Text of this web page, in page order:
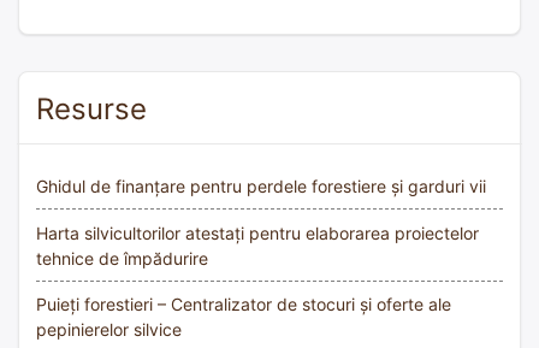
Resurse
Ghidul de finanțare pentru perdele forestiere și garduri vii
Harta silvicultorilor atestați pentru elaborarea proiectelor
tehnice de împădurire
Puieți forestieri – Centralizator de stocuri și oferte ale
pepinierelor silvice